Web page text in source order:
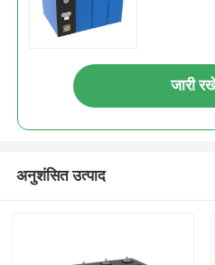
जारी
अनुशंसित उत्पाद